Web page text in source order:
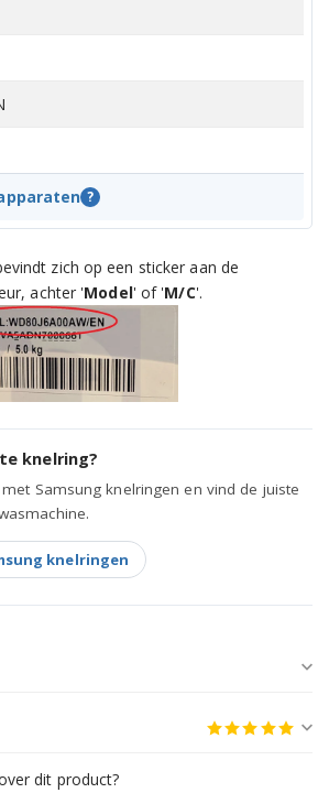
?
zich op een sticker aan de
achter 'Model' of 'M/C'.
knelring?
Samsung knelringen en vind de juiste
knelringen